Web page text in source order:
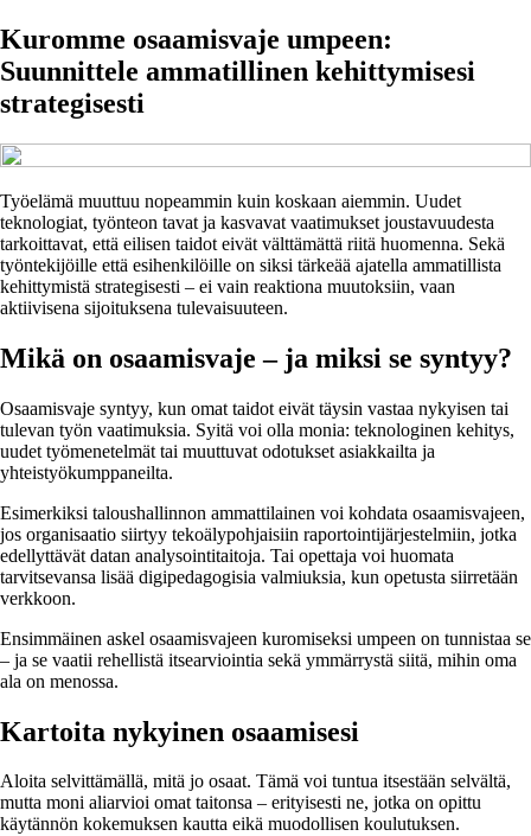
Kuromme osaamisvaje umpeen:
Suunnittele ammatillinen kehittymisesi
strategisesti
Työelämä muuttuu nopeammin kuin koskaan aiemmin. Uudet
teknologiat, työnteon tavat ja kasvavat vaatimukset joustavuudesta
tarkoittavat, että eilisen taidot eivät välttämättä riitä huomenna. Sekä
työntekijöille että esihenkilöille on siksi tärkeää ajatella ammatillista
kehittymistä strategisesti – ei vain reaktiona muutoksiin, vaan
aktiivisena sijoituksena tulevaisuuteen.
Mikä on osaamisvaje – ja miksi se syntyy?
Osaamisvaje syntyy, kun omat taidot eivät täysin vastaa nykyisen tai
tulevan työn vaatimuksia. Syitä voi olla monia: teknologinen kehitys,
uudet työmenetelmät tai muuttuvat odotukset asiakkailta ja
yhteistyökumppaneilta.
Esimerkiksi taloushallinnon ammattilainen voi kohdata osaamisvajeen,
jos organisaatio siirtyy tekoälypohjaisiin raportointijärjestelmiin, jotka
edellyttävät datan analysointitaitoja. Tai opettaja voi huomata
tarvitsevansa lisää digipedagogisia valmiuksia, kun opetusta siirretään
verkkoon.
Ensimmäinen askel osaamisvajeen kuromiseksi umpeen on tunnistaa se
– ja se vaatii rehellistä itsearviointia sekä ymmärrystä siitä, mihin oma
ala on menossa.
Kartoita nykyinen osaamisesi
Aloita selvittämällä, mitä jo osaat. Tämä voi tuntua itsestään selvältä,
mutta moni aliarvioi omat taitonsa – erityisesti ne, jotka on opittu
käytännön kokemuksen kautta eikä muodollisen koulutuksen.